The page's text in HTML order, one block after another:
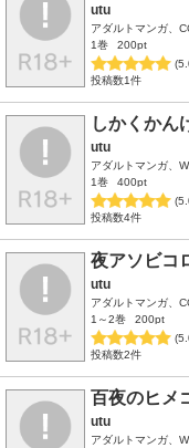
utu
アダルトマンガ、
1巻
200pt
投稿数1件
しかくかん
utu
アダルトマンガ、
1巻
400pt
投稿数4件
夜アソビコ
utu
アダルトマンガ、
1～2巻
200pt
投稿数2件
百夜のヒメ
utu
アダルトマンガ、